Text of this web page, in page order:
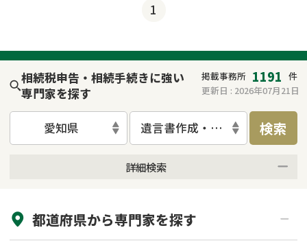
1
相続税申告・相続手続きに強い
専門家を探す
掲載事務所 1191 件
更新日 : 2026年07月21日
愛知県 遺言書作成・遺言執行 検索
詳細検索
初回相談無料
土日祝の相談可能
都道府県から専門家を探す